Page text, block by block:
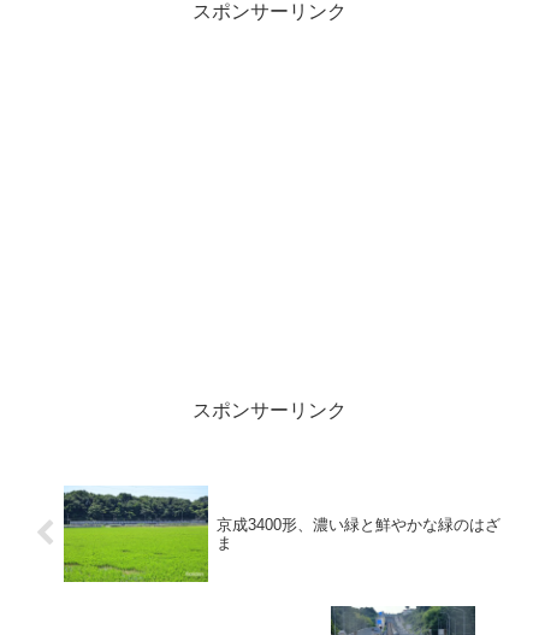
スポンサーリンク
スポンサーリンク
京成3400形、濃い緑と鮮やかな緑のはざ
ま